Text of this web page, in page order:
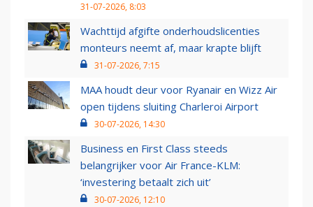
31-07-2026, 8:03
Wachttijd afgifte onderhoudslicenties
monteurs neemt af, maar krapte blijft
31-07-2026, 7:15
MAA houdt deur voor Ryanair en Wizz Air
open tijdens sluiting Charleroi Airport
30-07-2026, 14:30
Business en First Class steeds
belangrijker voor Air France-KLM:
‘investering betaalt zich uit’
30-07-2026, 12:10